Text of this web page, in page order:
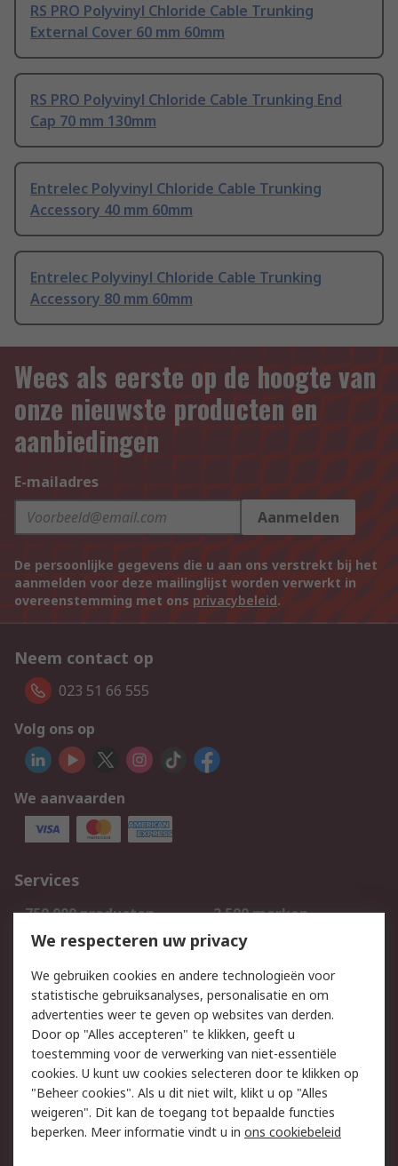
RS PRO Polyvinyl Chloride Cable Trunking
External Cover 60 mm 60mm
RS PRO Polyvinyl Chloride Cable Trunking End
Cap 70 mm 130mm
Entrelec Polyvinyl Chloride Cable Trunking
Accessory 40 mm 60mm
Entrelec Polyvinyl Chloride Cable Trunking
Accessory 80 mm 60mm
Wees als eerste op de hoogte van
onze nieuwste producten en
aanbiedingen
E-mailadres
Aanmelden
De persoonlijke gegevens die u aan ons verstrekt bij het
aanmelden voor deze mailinglijst worden verwerkt in
overeenstemming met ons privacybeleid.
Neem contact op
023 51 66 555
Volg ons op
We aanvaarden
Services
750.000 producten
2.500 merken
Bestellen
Inkoopoplossingen
Track & Trace
Wettelijk
Cookiebeleid
Email veiligheid
Privacybeleid
Websitevoorwaarden
Algemene
verkoopvoorwaarden
We respecteren uw privacy
We gebruiken cookies en andere technologieën voor
statistische gebruiksanalyses, personalisatie en om
advertenties weer te geven op websites van derden.
Door op "Alles accepteren" te klikken, geeft u
toestemming voor de verwerking van niet-essentiële
cookies. U kunt uw cookies selecteren door te klikken op
"Beheer cookies". Als u dit niet wilt, klikt u op "Alles
weigeren". Dit kan de toegang tot bepaalde functies
beperken. Meer informatie vindt u in ons cookiebeleid